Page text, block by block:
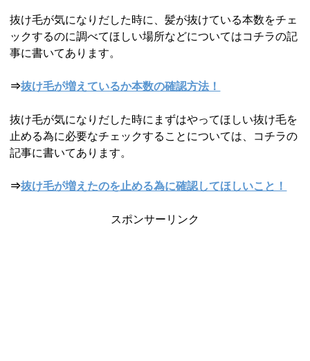
抜け毛が気になりだした時に、髪が抜けている本数をチェ
ックするのに調べてほしい場所などについてはコチラの記
事に書いてあります。
⇒抜け毛が増えているか本数の確認方法！
抜け毛が気になりだした時にまずはやってほしい抜け毛を
止める為に必要なチェックすることについては、コチラの
記事に書いてあります。
⇒抜け毛が増えたのを止める為に確認してほしいこと！
スポンサーリンク